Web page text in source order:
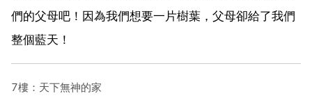
們的父母吧！因為我們想要一片樹葉，父母卻給了我們
整個藍天！
7樓：天下無神的家